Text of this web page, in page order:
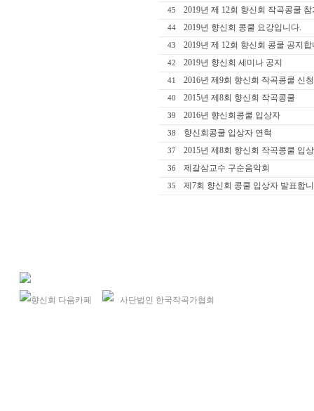
45 2019년 제 12회 향신회 작곡콩쿨
44 2019년 향신회 콩쿨 요강입니다.
43 2019년 제 12회 향신회 콩쿨 공지합
42 2019년 향신회 세미나 공지
41 2016년 제9회 향신회 작곡콩쿨 신
40 2015년 제8회 향신회 작곡콩쿨
39 2016년 향신회콩쿨 입상자
38 향신회콩쿨 입상자 연혁
37 2015년 제8회 향신회 작곡콩쿨 입
36 제갈삼교수 구순음악회
35 제7회 향신회 콩쿨 입상자 발표합
향신회 다음카페 사단법인 한국작곡가협회